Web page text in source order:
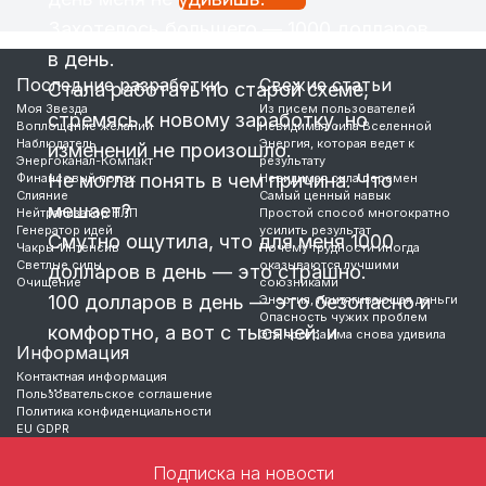
в день.
Стала работать по старой схеме,
стремясь к новому заработку, но
изменений не произошло.
Не могла понять в чем причина. Что
мешает?
Смутно ощутила, что для меня 1000
долларов в день — это страшно.
100 долларов в день — это безопасно и
комфортно, а вот с тысячей: и
…
Последние разработки
Моя Звезда
Воплощение желаний
Наблюдатель
Энергоканал-Компакт
Финансовый поток
Слияние
Нейтрализатор НЛП
Генератор идей
Чакры-Интенсив
Светлые силы
Очищение
Свежие статьи
Из писем пользователей
Невидимая сила Вселенной
Энергия, которая ведет к
результату
Невидимая сила перемен
Самый ценный навык
Простой способ многократно
усилить результат
Почему трудности иногда
оказываются лучшими
союзниками
Энергия, притягивающая деньги
Опасность чужих проблем
Эта программа снова удивила
Информация
Контактная информация
Пользовательское соглашение
Политика конфиденциальности
EU GDPR
Подписка на новости